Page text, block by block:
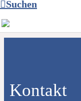
Suchen
Kontakt